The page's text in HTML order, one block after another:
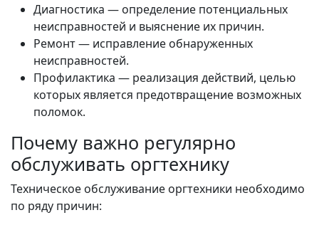
Диагностика — определение потенциальных
неисправностей и выяснение их причин.
Ремонт — исправление обнаруженных
неисправностей.
Профилактика — реализация действий, целью
которых является предотвращение возможных
поломок.
Почему важно регулярно
обслуживать оргтехнику
Техническое обслуживание оргтехники необходимо
по ряду причин: